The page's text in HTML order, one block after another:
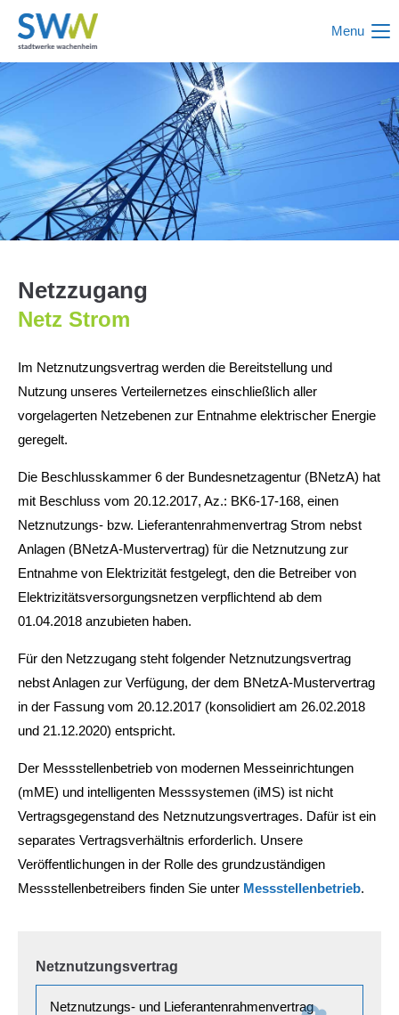
Login
Benutzername
Passwort
Register | Lost your password?
Support
Lorem ipsum dolor sit amet:
24h
Mon - Fri 8:00am - 5:00pm(GMT +1)
Get in touch
Cybersteel Inc.
San Francisco, CA 94102
Have any questions?
Drop us a line
About us
Lorem ipsum dolor sit amet, consectetuer
montes, nascetur ridiculus mus. Donec quam felis,
Menu
Netzzugang
Netz Strom
Im Netznutzungsvertrag werden die Bereitstellung und
Nutzung unseres Verteilernetzes einschließlich aller
vorgelagerten Netzebenen zur Entnahme elektrischer Energie
geregelt.
Die Beschlusskammer 6 der Bundesnetzagentur (BNetzA) hat
mit Beschluss vom 20.12.2017, Az.: BK6-17-168, einen
Netznutzungs- bzw. Lieferantenrahmenvertrag Strom nebst
Anlagen (BNetzA-Mustervertrag) für die Netznutzung zur
Entnahme von Elektrizität festgelegt, den die Betreiber von
Elektrizitätsversorgungsnetzen verpflichtend ab dem
01.04.2018 anzubieten haben.
Für den Netzzugang steht folgender Netznutzungsvertrag
nebst Anlagen zur Verfügung, der dem BNetzA-Mustervertrag
in der Fassung vom 20.12.2017 (konsolidiert am 26.02.2018
und 21.12.2020) entspricht.
Der Messstellenbetrieb von modernen Messeinrichtungen
(mME) und intelligenten Messsystemen (iMS) ist nicht
Vertragsgegenstand des Netznutzungsvertrages. Dafür ist ein
separates Vertragsverhältnis erforderlich. Unsere
Veröffentlichungen in der Rolle des grundzuständigen
Messstellenbetreibers finden Sie unter Messstellenbetrieb.
Netznutzungsvertrag
Netznutzungs- und Lieferantenrahmenvertrag